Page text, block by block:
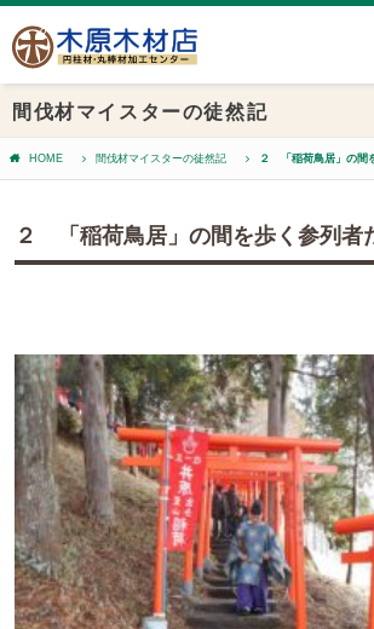
間伐材マイスターの徒然記
HOME 間伐材マイスターの徒然記 ２ 「稲荷鳥居」の間を歩
２ 「稲荷鳥居」の間を歩く参列者